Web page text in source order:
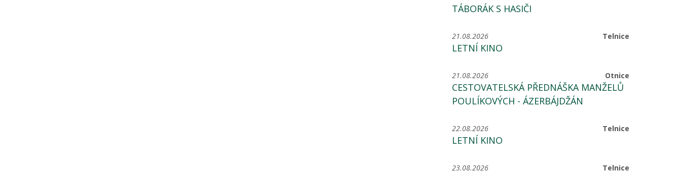
TÁBORÁK S HASIČI
Telnice
21.08.2026
LETNÍ KINO
Otnice
21.08.2026
CESTOVATELSKÁ PŘEDNÁŠKA MANŽELŮ
POULÍKOVÝCH - ÁZERBÁJDŽÁN
Telnice
22.08.2026
LETNÍ KINO
Telnice
23.08.2026